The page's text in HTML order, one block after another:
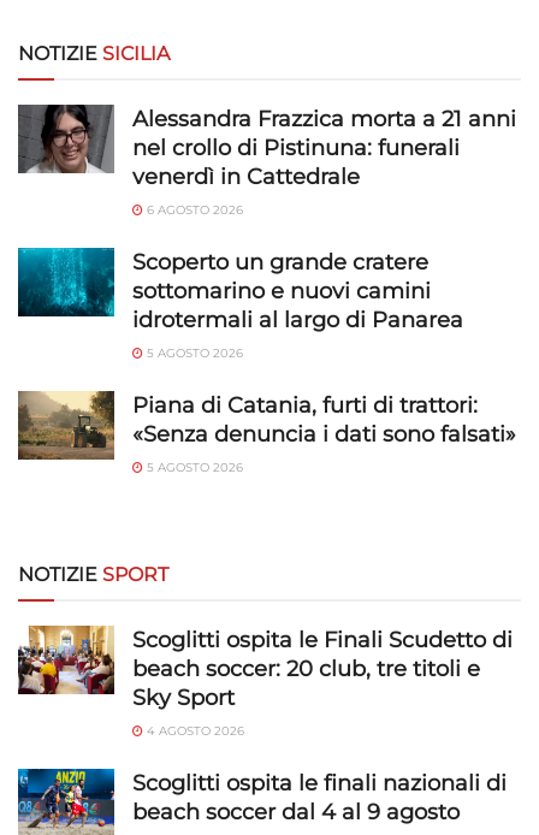
NOTIZIE SICILIA
Alessandra Frazzica morta a 21 anni
nel crollo di Pistinuna: funerali
venerdì in Cattedrale
6 AGOSTO 2026
Scoperto un grande cratere
sottomarino e nuovi camini
idrotermali al largo di Panarea
5 AGOSTO 2026
Piana di Catania, furti di trattori:
«Senza denuncia i dati sono falsati»
5 AGOSTO 2026
NOTIZIE SPORT
Scoglitti ospita le Finali Scudetto di
beach soccer: 20 club, tre titoli e
Sky Sport
4 AGOSTO 2026
Scoglitti ospita le finali nazionali di
beach soccer dal 4 al 9 agosto